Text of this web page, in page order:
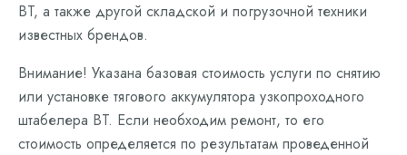
BT, а также другой складской и погрузочной техники
известных брендов.
Внимание! Указана базовая стоимость услуги по снятию
или установке тягового аккумулятора узкопроходного
штабелера BT. Если необходим ремонт, то его
стоимость определяется по результатам проведенной